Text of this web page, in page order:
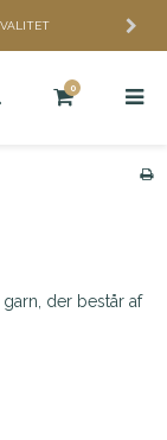
0
der består af